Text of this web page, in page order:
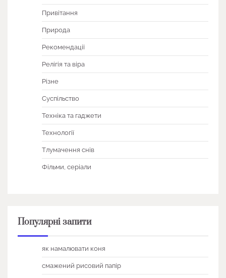
Привітання
Природа
Рекомендації
Релігія та віра
Різне
Суспільство
Техніка та гаджети
Технології
Тлумачення снів
Фільми, серіали
Популярні запити
як намалювати коня
смажений рисовий папір